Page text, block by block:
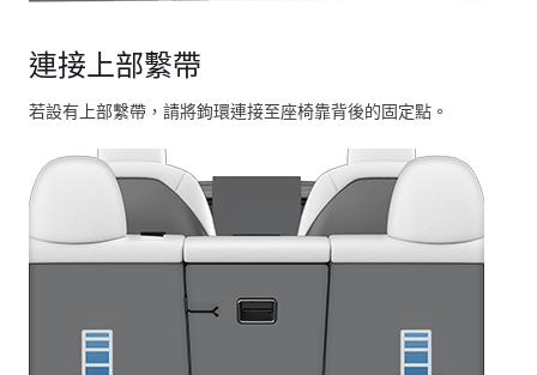
連接上部繫帶
若設有上部繫帶，請將鉤環連接至座椅靠背後的固定點。